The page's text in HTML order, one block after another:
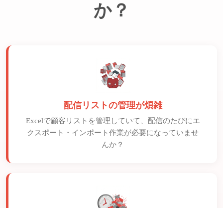
か？
配信リストの管理が煩雑
Excelで顧客リストを管理していて、配信のたびにエ
クスポート・インポート作業が必要になっていませ
んか？